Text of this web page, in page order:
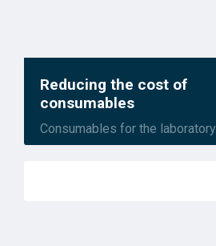
Reducing the cost of
consumables
Consumables for the laboratory